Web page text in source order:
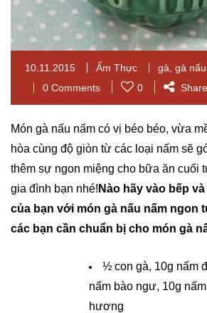
10.11.2015 Ẩm Thực gà gà
0 Comments
0 Share
Món gà nấu nấm có vị béo béo, vừa
hòa cùng độ giòn từ các loại nấm sẽ
thêm sự ngon miệng cho bữa ăn cuối
gia đình bạn nhé! Nào hãy vào bếp
của bạn với món gà nấu nấm ngon
các bạn cần chuẩn bị cho món gà
½ con gà, 10g nấm
nấm bào ngư, 10g
hương